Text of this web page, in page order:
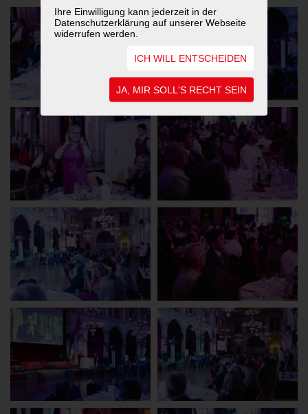
Ihre Einwilligung kann jederzeit in der
Datenschutzerklärung auf unserer Webseite
widerrufen werden.
ICH WILL ENTSCHEIDEN
JA, MIR SOLL'S RECHT SEIN